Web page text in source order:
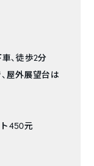
、徒歩2分
屋外展望台は
450元